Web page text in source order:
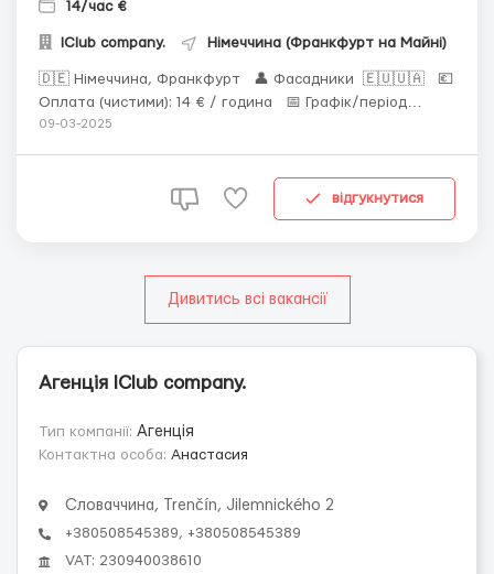
14/час €
IClub company. Німеччина (Франкфурт на Майні)
🇩🇪 Німеччина, Франкфурт 👤 Фасадники 🇪🇺🇺🇦 💶
Оплата (чистими): 14 € / година 📅 Графік/період
роботи: Пн.-пт., 07:00-19:00, сб. - за бажанням. Від 8
Спецодяг: Надаєтьс...
09-03-2025
відгукнутися
Дивитись всі вакансії
Агенція IClub company.
Тип компанії: Агенція
Контактна особа: Анастасия
Словаччина, Trenčín, Jilemnického 2
+380508545389, +380508545389
VAT: 230940038610